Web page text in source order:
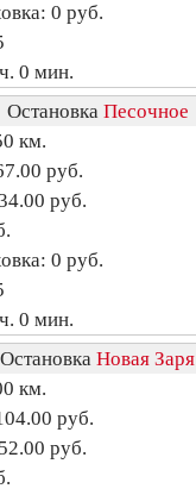
0 руб.
0 мин.
Остановка Песочное
км.
руб.
руб.
0 руб.
0 мин.
Остановка Новая Заря
км.
руб.
руб.